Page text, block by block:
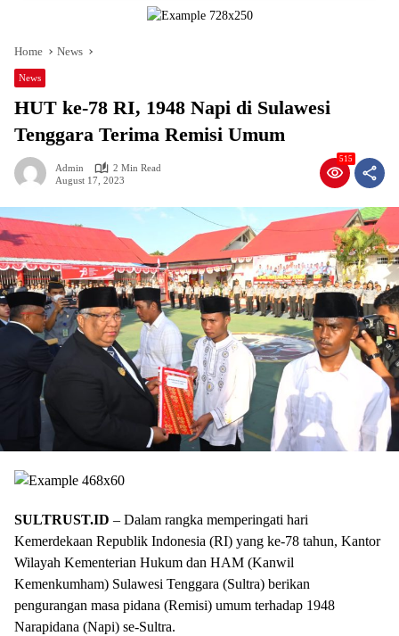
Home News
News
HUT ke-78 RI, 1948 Napi di Sulawesi
Tenggara Terima Remisi Umum
Admin
2 Min Read
August 17, 2023
515
SULTRUST.ID – Dalam rangka memperingati hari
Kemerdekaan Republik Indonesia (RI) yang ke-78 tahun, Kantor
Wilayah Kementerian Hukum dan HAM (Kanwil
Kemenkumham) Sulawesi Tenggara (Sultra) berikan
pengurangan masa pidana (Remisi) umum terhadap 1948
Narapidana (Napi) se-Sultra.